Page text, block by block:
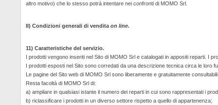
altro motivo) che lo stesso potrà intentare nei confronti di MOMO Srl.
II) Condizioni generali di vendita on line.
11) Caratteristiche del servizio.
I prodotti vengono inseriti nel Sito di MOMO Srl e catalogati in appositi reparti. I
I prodotti esposti nel Sito sono corredati da una descrizione tecnica circa le loro
Le pagine del Sito web di MOMO Srl sono liberamente e gratuitamente
Resta facoltà di MOMO Srl di:
a) ampliare in qualsiasi istante il numero dei reparti in cui sono rappresentati i
b) riclassificare i prodotti in un diverso settore rispetto a quello di appartenenza;